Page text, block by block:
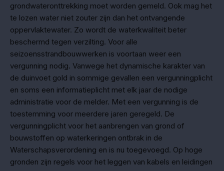
grondwateronttrekking moet worden gemeld. Ook mag het
te lozen water niet zouter zijn dan het ontvangende
oppervlaktewater. Zo wordt de waterkwaliteit beter
beschermd tegen verzilting. Voor alle
seizoensstrandbouwwerken is voortaan weer een
vergunning nodig. Vanwege het dynamische karakter van
de duinvoet gold in sommige gevallen een vergunningplicht
en soms een informatieplicht met elk jaar de nodige
administratie voor de melder. Met een vergunning is de
toestemming voor meerdere jaren geregeld. De
vergunningplicht voor het aanbrengen van grond of
bouwstoffen op waterkeringen ontbrak in de
Waterschapsverordening en is nu toegevoegd. Op hoge
gronden zijn regels voor het leggen van kabels en leidingen